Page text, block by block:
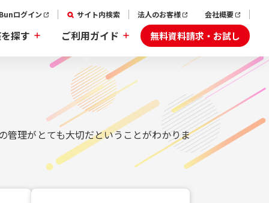
ログイン サイト内検索 法人のお客様 会社概要
探す ご利用ガイド 無料資料請求・お試し
管理がとても大切だということがわかりま